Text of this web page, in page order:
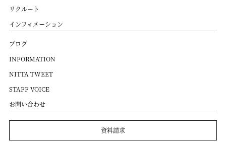
リクルート
インフォメーション
ブログ
INFORMATION
NITTA TWEET
STAFF VOICE
お問い合わせ
資料請求